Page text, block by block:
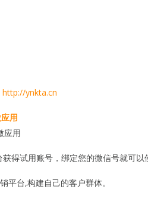
http://ynkta.cn
应用
得试用账号，绑定您的微信号就可
平台,构建自己的客户群体。